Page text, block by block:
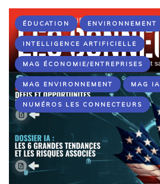
ÉDUCATION ENVIRONNEMENT
INTELLIGENCE ARTIFICIELLE
MAG ÉCONOMIE/ENTREPRISES
MAG ENVIRONNEMENT MAG IA
NUMÉROS LES CONNECTEURS